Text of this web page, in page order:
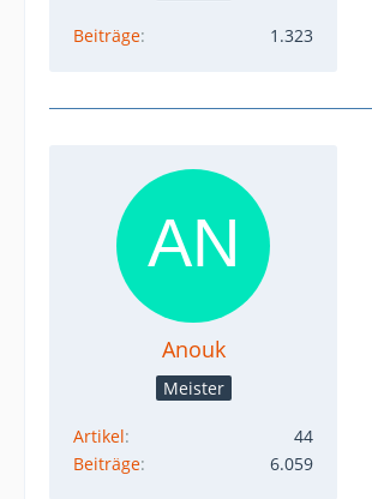
Beiträge 1.323
Anouk
Meister
Artikel
44
Beiträge
6.059